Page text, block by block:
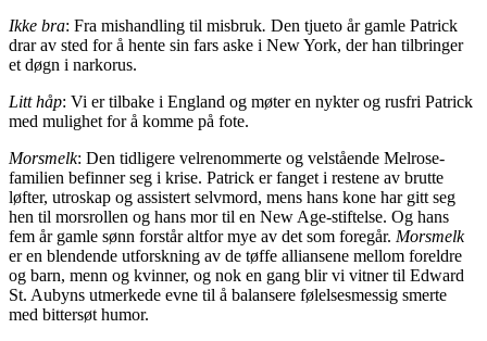
Ikke bra: Fra mishandling til misbruk. Den tjueto år gamle Patrick
drar av sted for å hente sin fars aske i New York, der han tilbringer
et døgn i narkorus.
Litt håp: Vi er tilbake i England og møter en nykter og rusfri Patrick
med mulighet for å komme på fote.
Morsmelk: Den tidligere velrenommerte og velstående Melrose-
familien befinner seg i krise. Patrick er fanget i restene av brutte
løfter, utroskap og assistert selvmord, mens hans kone har gitt seg
hen til morsrollen og hans mor til en New Age-stiftelse. Og hans
fem år gamle sønn forstår altfor mye av det som foregår. Morsmelk
er en blendende utforskning av de tøffe alliansene mellom foreldre
og barn, menn og kvinner, og nok en gang blir vi vitner til Edward
St. Aubyns utmerkede evne til å balansere følelsesmessig smerte
med bittersøt humor.